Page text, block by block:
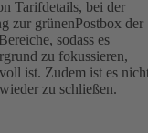
Tarifdetails, bei der
zur grünenPostbox der
sodass es
zu fokussieren,
ist. Zudem ist es
zu schließen.